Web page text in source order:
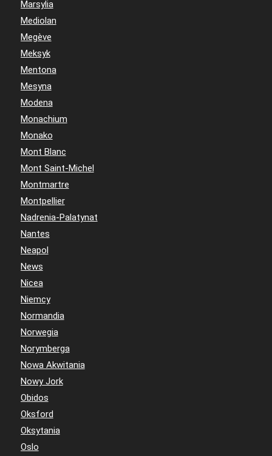
Marsylia
Mediolan
Megève
Meksyk
Mentona
Mesyna
Modena
Monachium
Monako
Mont Blanc
Mont Saint-Michel
Montmartre
Montpellier
Nadrenia-Palatynat
Nantes
Neapol
News
Nicea
Niemcy
Normandia
Norwegia
Norymberga
Nowa Akwitania
Nowy Jork
Obidos
Oksford
Oksytania
Oslo